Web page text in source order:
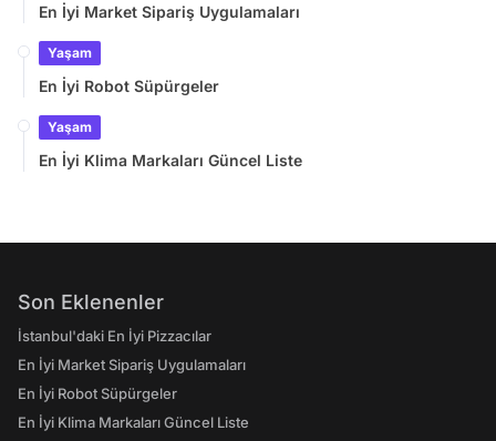
En İyi Market Sipariş Uygulamaları
Yaşam
En İyi Robot Süpürgeler
Yaşam
En İyi Klima Markaları Güncel Liste
Son Eklenenler
İstanbul'daki En İyi Pizzacılar
En İyi Market Sipariş Uygulamaları
En İyi Robot Süpürgeler
En İyi Klima Markaları Güncel Liste